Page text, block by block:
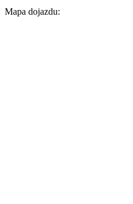
Mapa dojazdu: